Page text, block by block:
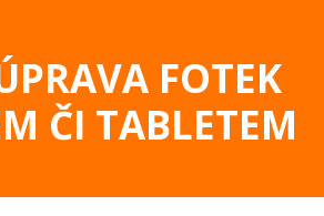
FOTEK
ČI TABLETEM